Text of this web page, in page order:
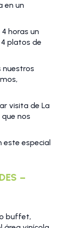
en un
horas un
platos de
nuestros
visita de La
nos
especial
–
buffet,